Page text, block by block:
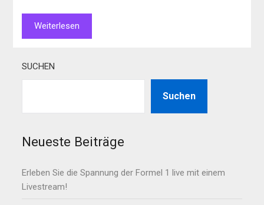
Weiterlesen
SUCHEN
Suchen
Neueste Beiträge
Erleben Sie die Spannung der Formel 1 live mit einem
Livestream!